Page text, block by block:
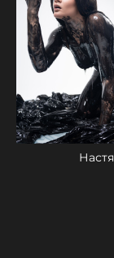
Настя